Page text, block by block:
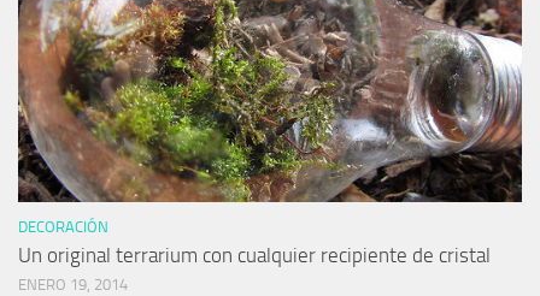
DECORACIÓN
Un original terrarium con cualquier recipiente de cristal
ENERO 19, 2014